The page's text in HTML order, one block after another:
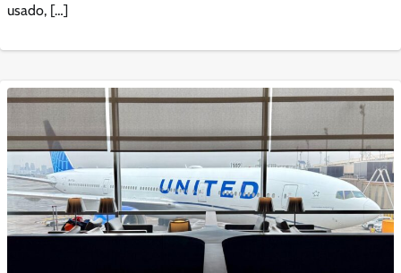
usado, […]